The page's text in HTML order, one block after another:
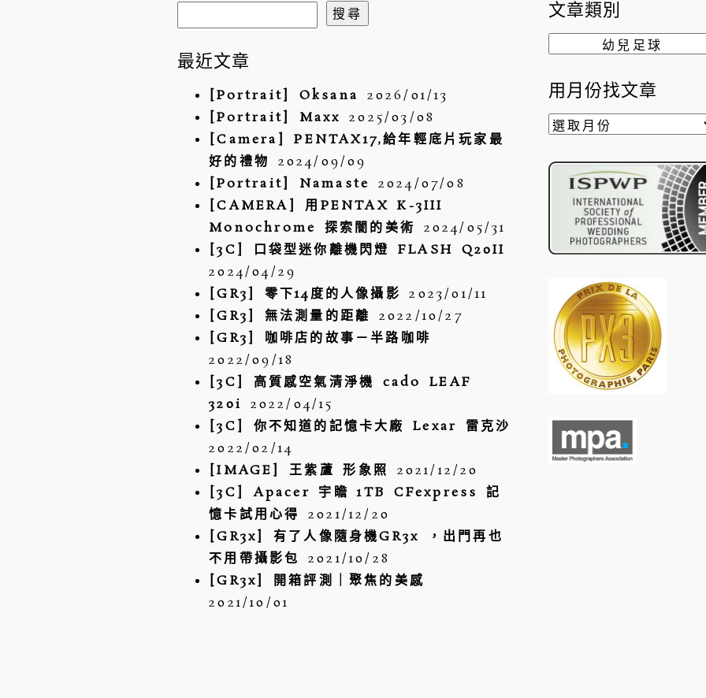
尋
關
字:
最近文章
[Portrait] Oksana
2026/01/13
[Portrait] Maxx 2025/03/08
[Camera] PENTAX17,給年輕底片玩家最
好的禮物
2024/09/09
[Portrait] Namaste 2024/07/08
[CAMERA] 用PENTAX K-3III
Monochrome 探索闇的美術
2024/05/31
[3C] 口袋型迷你離機閃燈 FLASH Q20II
2024/04/29
[GR3] 零下14度的人像攝影 2023/01/11
[GR3] 無法測量的距離
2022/10/27
[GR3] 咖啡店的故事－半路咖啡
2022/09/18
[3C] 高質感空氣清淨機 cado LEAF
320i
2022/04/15
[3C] 你不知道的記憶卡大廠 Lexar 雷克沙
2022/02/14
[IMAGE] 王紫蘆 形象照
2021/12/20
[3C] Apacer 宇瞻 1TB CFexpress 記
憶卡試用心得
2021/12/20
[GR3x] 有了人像隨身機GR3x ，出門再也
不用帶攝影包
2021/10/28
[GR3x] 開箱評測｜聚焦的美感
2021/10/01
文章類別
類
用月份找文章
用
份